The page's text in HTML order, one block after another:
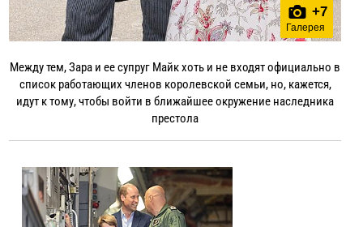
+7
Галерея
Между тем, Зара и ее супруг Майк хоть и не входят официально в
список работающих членов королевской семьи, но, кажется,
идут к тому, чтобы войти в ближайшее окружение наследника
престола